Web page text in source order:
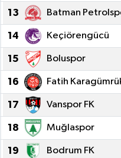
13 Batman
14 Keçiörengücü
15 Boluspor
16 Fatih
17 Vanspor FK
18 Muğlaspor
19 Bodrum FK